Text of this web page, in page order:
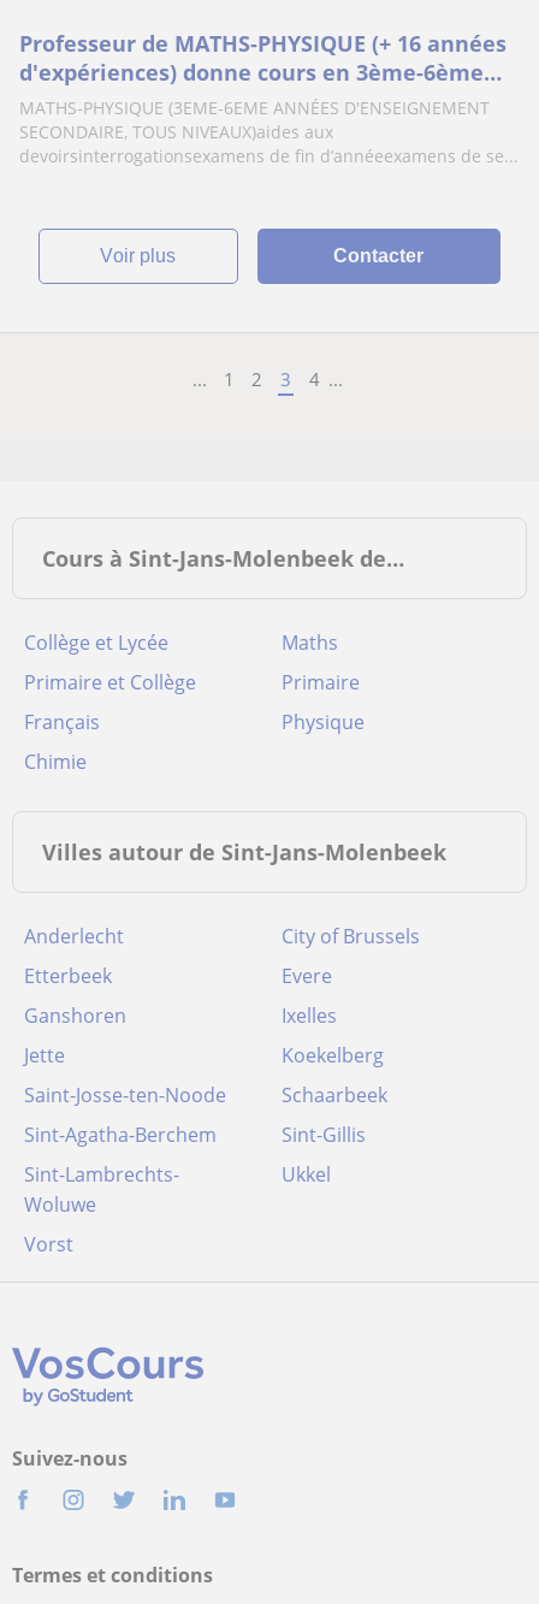
Professeur de MATHS-PHYSIQUE (+ 16 années
d'expériences) donne cours en 3ème-6ème
années d'enseignement secondaire, tous
niveaux
MATHS-PHYSIQUE (3EME-6EME ANNÉES D'ENSEIGNEMENT
SECONDAIRE, TOUS NIVEAUX)aides aux
devoirsinterrogationsexamens de fin d’annéeexamens de se...
voir plus Contacter
... 1 2 3 4 ...
Cours à Sint-Jans-Molenbeek de…
Collège et Lycée
Maths
Primaire et Collège
Primaire
Français
Physique
Chimie
Villes autour de Sint-Jans-Molenbeek
Anderlecht
City of Brussels
Etterbeek
Evere
Ganshoren
Ixelles
Jette
Koekelberg
Saint-Josse-ten-Noode
Schaarbeek
Sint-Agatha-Berchem
Sint-Gillis
Sint-Lambrechts-
Woluwe
Ukkel
Vorst
Suivez-nous
Termes et conditions